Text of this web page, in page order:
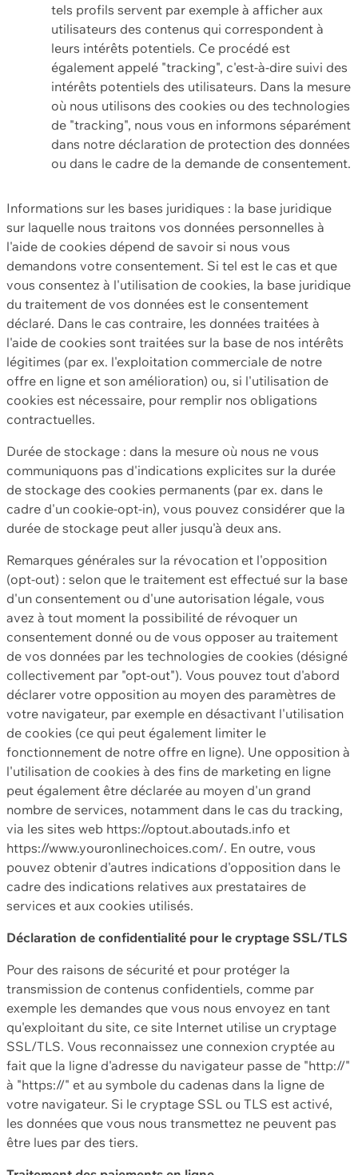
tels profils servent par exemple à afficher aux
utilisateurs des contenus qui correspondent à
leurs intérêts potentiels. Ce procédé est
également appelé "tracking", c'est-à-dire suivi des
intérêts potentiels des utilisateurs. Dans la mesure
où nous utilisons des cookies ou des technologies
de "tracking", nous vous en informons séparément
dans notre déclaration de protection des données
ou dans le cadre de la demande de consentement.
Informations sur les bases juridiques : la base juridique
sur laquelle nous traitons vos données personnelles à
l'aide de cookies dépend de savoir si nous vous
demandons votre consentement. Si tel est le cas et que
vous consentez à l'utilisation de cookies, la base juridique
du traitement de vos données est le consentement
déclaré. Dans le cas contraire, les données traitées à
l'aide de cookies sont traitées sur la base de nos intérêts
légitimes (par ex. l'exploitation commerciale de notre
offre en ligne et son amélioration) ou, si l'utilisation de
cookies est nécessaire, pour remplir nos obligations
contractuelles.
Durée de stockage : dans la mesure où nous ne vous
communiquons pas d'indications explicites sur la durée
de stockage des cookies permanents (par ex. dans le
cadre d'un cookie-opt-in), vous pouvez considérer que la
durée de stockage peut aller jusqu'à deux ans.
Remarques générales sur la révocation et l'opposition
(opt-out) : selon que le traitement est effectué sur la base
d'un consentement ou d'une autorisation légale, vous
avez à tout moment la possibilité de révoquer un
consentement donné ou de vous opposer au traitement
de vos données par les technologies de cookies (désigné
collectivement par "opt-out"). Vous pouvez tout d'abord
déclarer votre opposition au moyen des paramètres de
votre navigateur, par exemple en désactivant l'utilisation
de cookies (ce qui peut également limiter le
fonctionnement de notre offre en ligne). Une opposition à
l'utilisation de cookies à des fins de marketing en ligne
peut également être déclarée au moyen d'un grand
nombre de services, notamment dans le cas du tracking,
via les sites web https://optout.aboutads.info et
https://www.youronlinechoices.com/. En outre, vous
pouvez obtenir d'autres indications d'opposition dans le
cadre des indications relatives aux prestataires de
services et aux cookies utilisés.
Déclaration de confidentialité pour le cryptage SSL/TLS
Pour des raisons de sécurité et pour protéger la
transmission de contenus confidentiels, comme par
exemple les demandes que vous nous envoyez en tant
qu'exploitant du site, ce site Internet utilise un cryptage
SSL/TLS. Vous reconnaissez une connexion cryptée au
fait que la ligne d'adresse du navigateur passe de "http://"
à "https://" et au symbole du cadenas dans la ligne de
votre navigateur. Si le cryptage SSL ou TLS est activé,
les données que vous nous transmettez ne peuvent pas
être lues par des tiers.